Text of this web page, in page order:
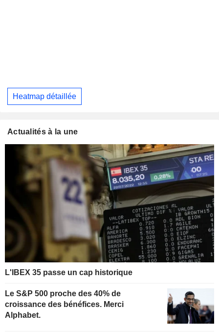
Heatmap détaillée
Actualités à la une
L'IBEX 35 passe un cap historique
Le S&P 500 proche des 40% de
croissance des bénéfices. Merci
Alphabet.